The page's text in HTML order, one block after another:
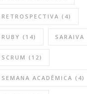
RETROSPECTIVA (4)
RUBY (14) SARAIVA
SCRUM (12)
SEMANA ACADÊMICA (4)